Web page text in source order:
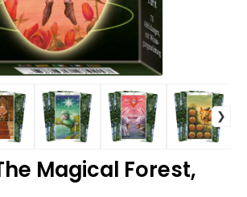
Magical Forest,